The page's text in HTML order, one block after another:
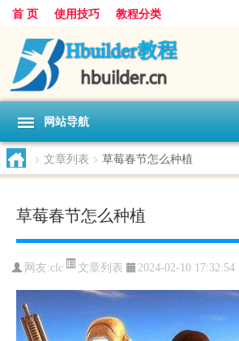
首 页 使用技巧 教程分类
网站导航
> 文章列表 > 草莓春节怎么种植
草莓春节怎么种植
网友:clc 文章列表 2024-02-10 17:32:54